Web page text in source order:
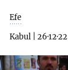
Efe
Kabul
26·12·22